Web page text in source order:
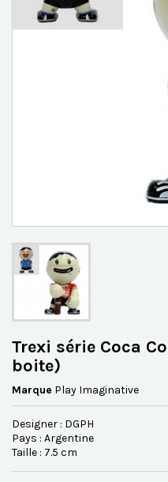
Trexi série Coca
boite)
Marque Play Imaginative
Designer : DGPH
Pays : Argentine
Taille : 7.5 cm